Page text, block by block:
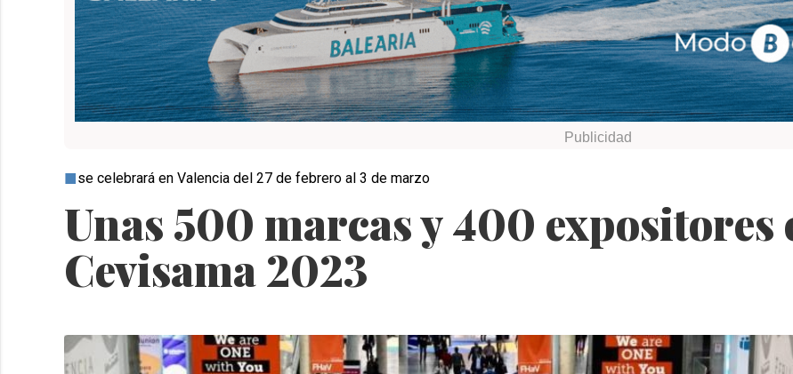
Unas 500 marcas y 400 expositores
Cevisama 2023
se celebrará en Valencia del 27 de febrero al 3 de marzo